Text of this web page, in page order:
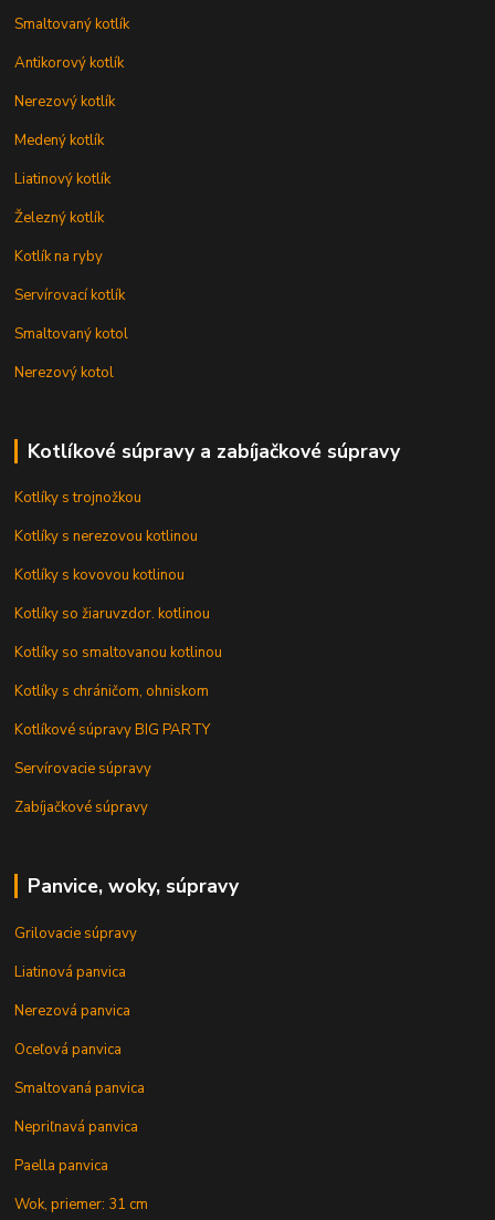
Smaltovaný kotlík
Antikorový kotlík
Nerezový kotlík
Medený kotlík
Liatinový kotlík
Železný kotlík
Kotlík na ryby
Servírovací kotlík
Smaltovaný kotol
Nerezový kotol
Kotlíkové súpravy a zabíjačkové súpravy
Kotlíky s trojnožkou
Kotlíky s nerezovou kotlinou
Kotlíky s kovovou kotlinou
Kotlíky so žiaruvzdor. kotlinou
Kotlíky so smaltovanou kotlinou
Kotlíky s chráničom, ohniskom
Kotlíkové súpravy BIG PARTY
Servírovacie súpravy
Zabíjačkové súpravy
Panvice, woky, súpravy
Grilovacie súpravy
Liatinová panvica
Nerezová panvica
Oceľová panvica
Smaltovaná panvica
Nepriľnavá panvica
Paella panvica
Wok, priemer: 31 cm